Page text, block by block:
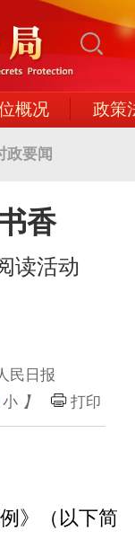
概况 政策
政要闻
香
读活动
民日报
小 】 打印
》（以下简